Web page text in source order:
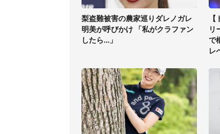
梨盗難被害の農家巡りダレノガレ
明美が呼びかけ 「私がクラファン
したら...」
リ
で
レ